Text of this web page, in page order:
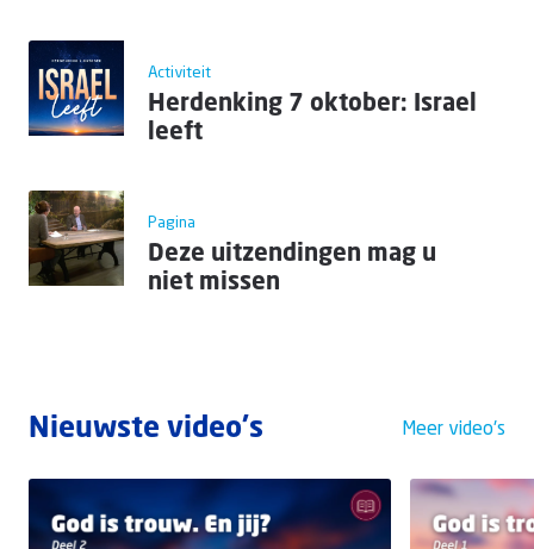
Activiteit
Herdenking 7 oktober: Israel
leeft
Pagina
Deze uitzendingen mag u
niet missen
Nieuwste video's Meer video's